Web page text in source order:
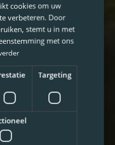
cookies om uw
verbeteren. Door
stemt u in met
met ons
Targeting